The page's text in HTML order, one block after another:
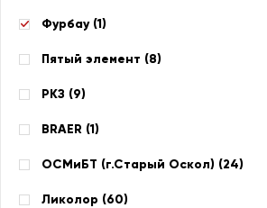
Фурбау (1)
Пятый элемент (8)
РКЗ (9)
BRAER (1)
ОСМиБТ (г.Старый Оскол) (24)
Ликолор (60)